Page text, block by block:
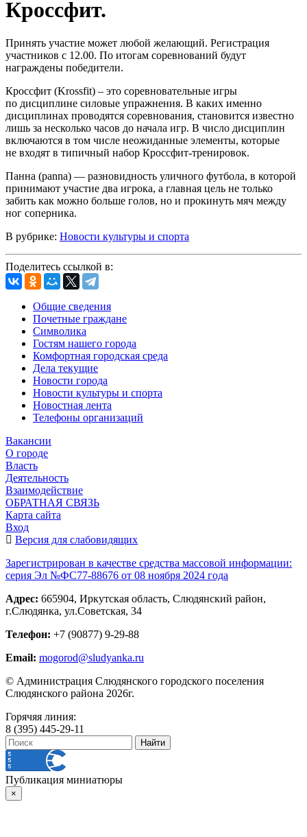
Кроссфит.
Принять участие может любой желающий. Регистрация
участников с 12.00. По итогам соревнований будут
награждены победители.
Кроссфит (Krossfit) – это соревновательные игры
по дисциплине силовые упражнения. В каких именно
дисциплинах проводятся соревнования, становится известно
лишь за несколько часов до начала игр. В число дисциплин
включаются в том числе неожиданные элементы, которые
не входят в типичный набор Кроссфит-тренировок.
Панна (panna) — разновидность уличного футбола, в которой
принимают участие два игрока, а главная цель не только
забить как можно больше голов, но и прокинуть мяч между
ног соперника.
В рубрике: Новости культуры и спорта
Поделитесь ссылкой в:
Общие сведения
Почетные граждане
Символика
Гостям нашего города
Комфортная городская среда
Дела текущие
Новости города
Новости культуры и спорта
Новостная лента
Телефоны организаций
Вакансии
О городе
Власть
Деятельность
Взаимодействие
ОБРАТНАЯ СВЯЗЬ
Карта сайта
Вход
Версия для слабовидящих
Зарегистрирован в качестве средства массовой информации:
серия Эл №ФС77-88676 от 08 ноября 2024 года
Адрес: 665904, Иркутская область, Слюдянский район,
г.Слюдянка, ул.Советская, 34
Телефон: +7 (90877) 9-29-88
Email: mogorod@sludyanka.ru
© Администрация Слюдянского городского поселения
Слюдянского района 2026г.
Горячяя линия:
8 (395) 445-29-11
Публикация миниатюры
×